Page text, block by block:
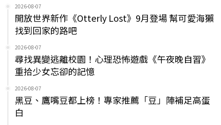
2026-08-07
開放世界新作《Otterly Lost》9月登場 幫可愛海獺
找到回家的路吧
2026-08-07
尋找異變逃離校園！心理恐怖遊戲《午夜晚自習》
重拾少女忘卻的記憶
2026-08-07
黑豆、鷹嘴豆都上榜！專家推薦「豆」陣補足高蛋
白